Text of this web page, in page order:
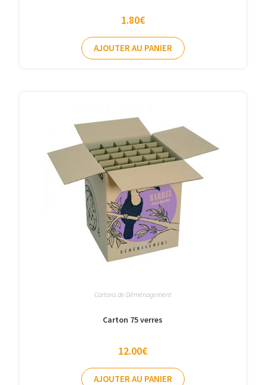
1.80€
AJOUTER AU PANIER
Cartons de Déménagement
Carton 75 verres
12.00€
AJOUTER AU PANIER